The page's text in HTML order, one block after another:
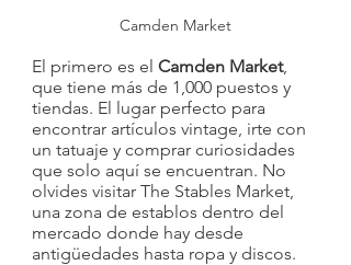
Camden Market
El primero es el Camden Market,
que tiene más de 1,000 puestos y
tiendas. El lugar perfecto para
encontrar artículos vintage, irte con
un tatuaje y comprar curiosidades
que solo aquí se encuentran. No
olvides visitar The Stables Market,
una zona de establos dentro del
mercado donde hay desde
antigüedades hasta ropa y discos.